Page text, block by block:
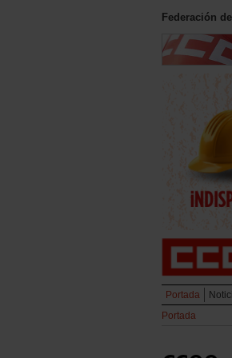
Federación
Portada
Portada